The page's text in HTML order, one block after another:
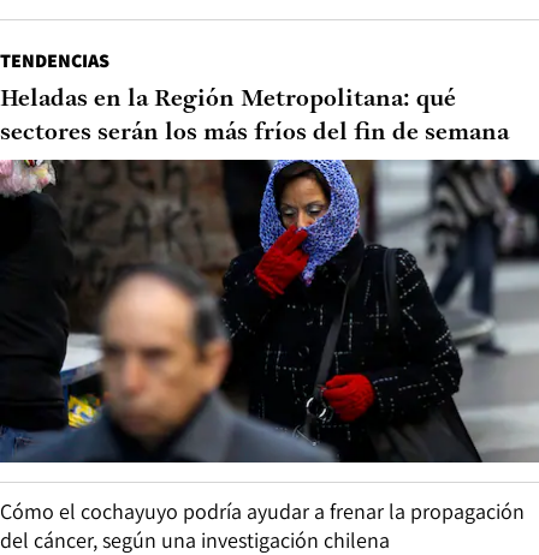
TENDENCIAS
Heladas en la Región Metropolitana: qué
sectores serán los más fríos del fin de semana
Cómo el cochayuyo podría ayudar a frenar la propagación
del cáncer, según una investigación chilena